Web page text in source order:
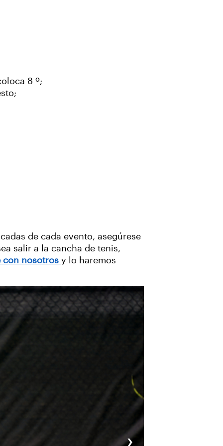
8 º;
de cada evento, asegúrese
salir a la cancha de tenis,
con nosotros y lo haremos
›